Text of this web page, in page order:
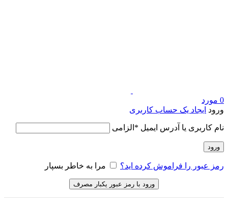
0 مورد
ورود ایجاد یک حساب کاربری
نام کاربری یا آدرس ایمیل * الزامی
ورود
رمز عبور را فراموش کرده اید؟ مرا به خاطر بسپار
ورود با رمز عبور یکبار مصرف